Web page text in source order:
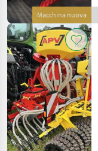
Macchina nuova